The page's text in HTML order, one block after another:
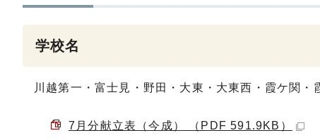
学校名
川越第一・富士見・野田・大東・大東西・霞ケ関
7月分献立表（今成） （PDF 591.9KB）